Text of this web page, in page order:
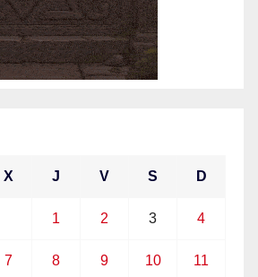
X J V S D
1 2 3 4
7 8 9 10 11